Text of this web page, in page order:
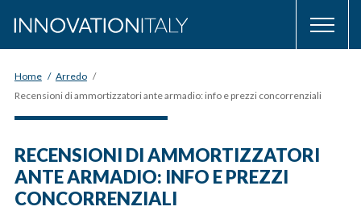
Home / Arredo /
Recensioni di ammortizzatori ante armadio: info e prezzi concorrenziali
RECENSIONI DI AMMORTIZZATORI
ANTE ARMADIO: INFO E PREZZI
CONCORRENZIALI